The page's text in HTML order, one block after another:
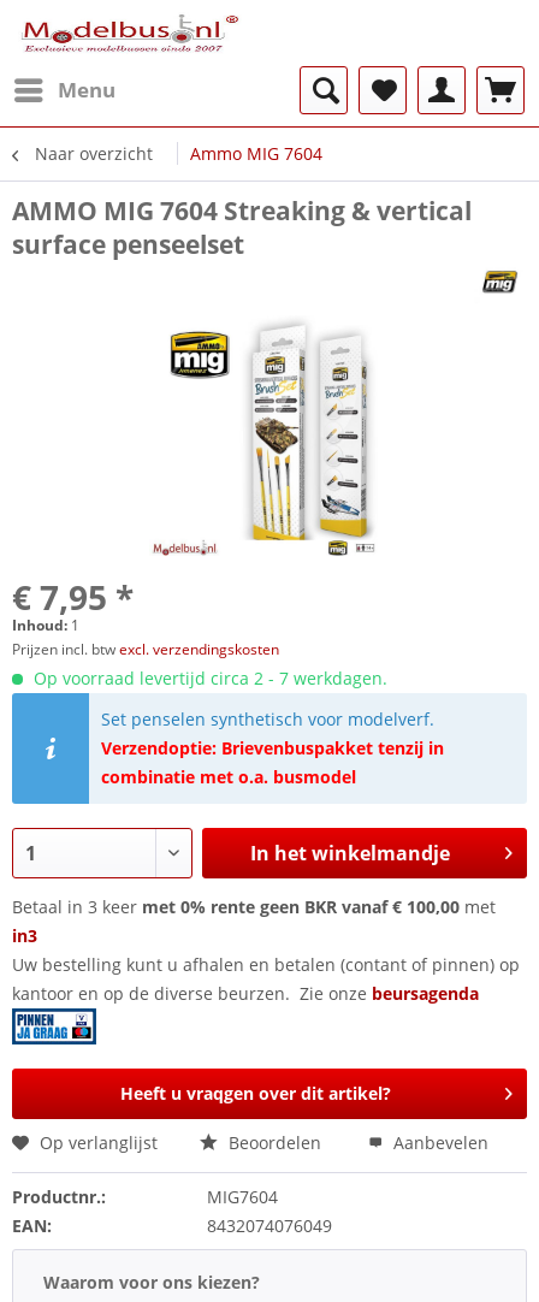
Menu
Naar overzicht Ammo MIG 7604
AMMO MIG 7604 Streaking & vertical
surface penseelset
€ 7,95 *
Inhoud: 1
Prijzen incl. btwexcl. verzendingskosten
Op voorraad levertijd circa 2 - 7 werkdagen.
Set penselen synthetisch voor modelverf.
Verzendoptie: Brievenbuspakket tenzij in
combinatie met o.a. busmodel
In het winkelmandje
Betaal in 3 keer met 0% rente geen BKR vanaf € 100,00 met
in3
Uw bestelling kunt u afhalen en betalen (contant of pinnen) op
kantoor en op de diverse beurzen. Zie onze beursagenda
Heeft u vraqgen over dit artikel?
Op verlanglijst Beoordelen Aanbevelen
Productnr.:
MIG7604
EAN:
8432074076049
Waarom voor ons kiezen?